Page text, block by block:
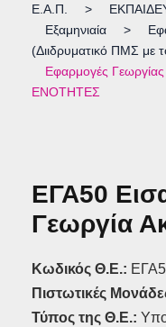
Ε.Α.Π. >
Εξαμηνιαία
>
(Διιδρυματικό ΠΜΣ με
Εφαρμογές
ΕΝΟΤΗΤΕΣ
ΕΓΑ50
Γεωργία
Κωδικός Θ.Ε.:
Πιστωτικές
Τύπος της Θ.Ε.: